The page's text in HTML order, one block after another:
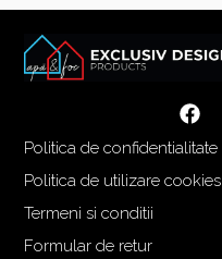
Politica de confidentialitate
Politica de utilizare cookies
Termeni si conditii
Formular de retur